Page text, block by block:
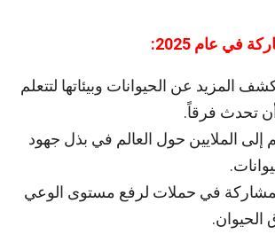
في عام 2025:
المزيد عن الحيوانات وبيئاتها لتتعلم
تحدث فرقاً.
إلى الملايين حول العالم في بذل جهود
في حملات لرفع مستوى الوعي
الحيوان.